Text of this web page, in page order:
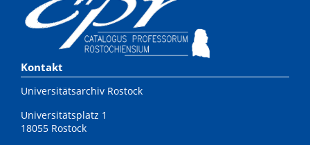
Kontakt
Universitätsarchiv Rostock
Universitätsplatz 1
18055 Rostock